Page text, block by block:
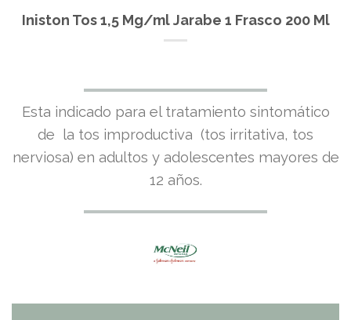
Iniston Tos 1,5 Mg/ml Jarabe 1 Frasco 200 Ml
El
precio
original
era:
9,45€.
El
precio
actual
es:
8,51€.
Esta indicado para el tratamiento sintomático
de la tos improductiva (tos irritativa, tos
nerviosa) en adultos y adolescentes mayores de
12 años.